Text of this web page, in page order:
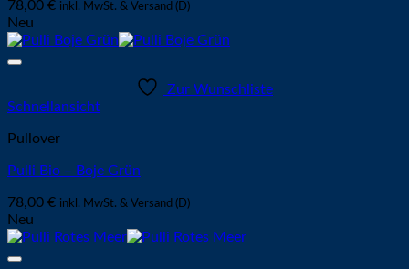
78,00 € inkl. MwSt. & Versand (D)
Neu
Zur Wunschliste
Schnellansicht
Pullover
Pulli Bio – Boje Grün
78,00 € inkl. MwSt. & Versand (D)
Neu